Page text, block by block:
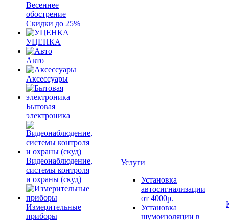
Весеннее
обострение
Скидки до 25%
УЦЕНКА
Авто
Аксессуары
Бытовая
электроника
Видеонаблюдение,
системы контроля
и охраны (скуд)
Измерительные
приборы
Услуги
Установка
автосигнализации
от 4000р.
Установка
шумоизоляции в